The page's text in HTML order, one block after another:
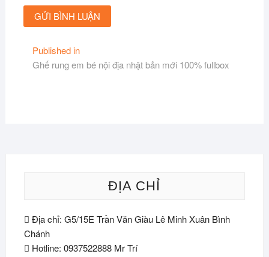
Điều
hướng
Published in
Ghế rung em bé nội địa nhật bản mới 100% fullbox
ĐỊA CHỈ
Địa chỉ: G5/15E Trần Văn Giàu Lê Minh Xuân Bình
Chánh
Hotline: 0937522888 Mr Trí